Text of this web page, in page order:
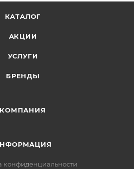
КАТАЛОГ
АКЦИИ
УСЛУГИ
БРЕНДЫ
КОМПАНИЯ
конфиденциальности